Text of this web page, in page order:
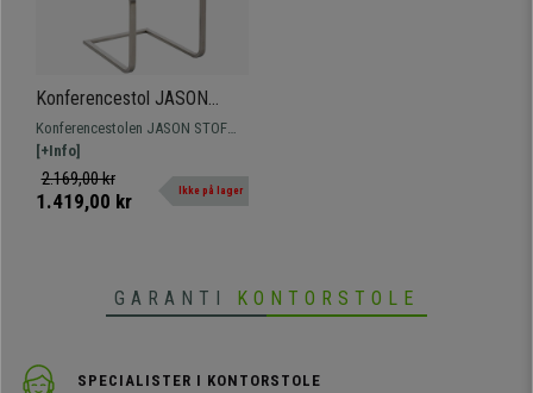
Konferencestol JASON
STOF, Bredt Polstret,
Betrukket Med Lysegrå Stof
Konferencestolen JASON STOF
har et moderne design og høj
komfort takket være den tykke
polstring. Fremstillet af
[+Info]
2.169,00 kr
1.419,00 kr Ikke på lager
GARANTI KONTORSTOLE
SPECIALISTER I KONTORSTOLE